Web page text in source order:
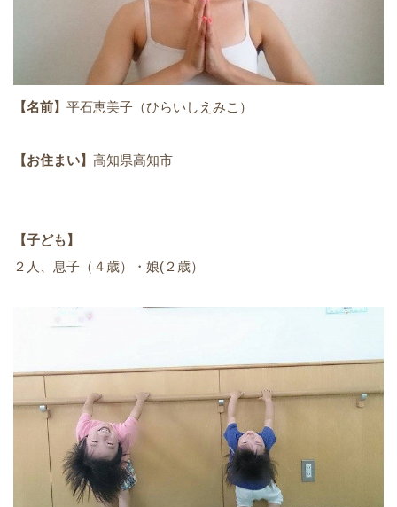
【名前】 平石恵美子（ひらいしえみこ）
【お住まい】 高知県高知市
【子ども】
２人、息子（４歳）・娘(２歳）